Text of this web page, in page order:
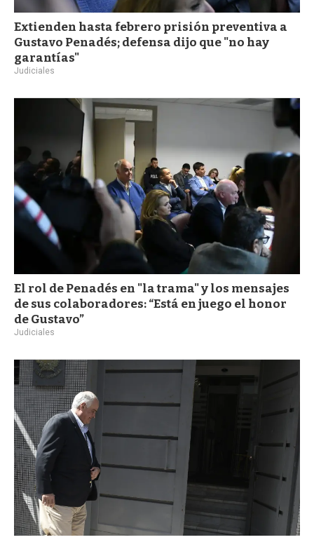
Extienden hasta febrero prisión preventiva a
Gustavo Penadés; defensa dijo que "no hay
garantías"
Judiciales
El rol de Penadés en "la trama" y los mensajes
de sus colaboradores: “Está en juego el honor
de Gustavo”
Judiciales